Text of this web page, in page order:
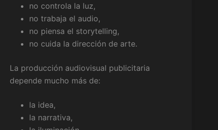
no controla la luz,
no trabaja el audio,
no piensa el storytelling,
no cuida la dirección de arte.
La producción audiovisual publicitaria
depende mucho más de:
la idea,
la narrativa,